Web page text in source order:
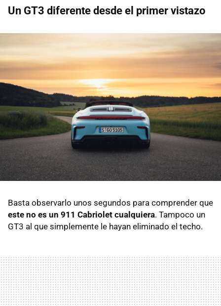
Un GT3 diferente desde el primer vistazo
Basta observarlo unos segundos para comprender que
este no es un 911 Cabriolet cualquiera. Tampoco un
GT3 al que simplemente le hayan eliminado el techo.